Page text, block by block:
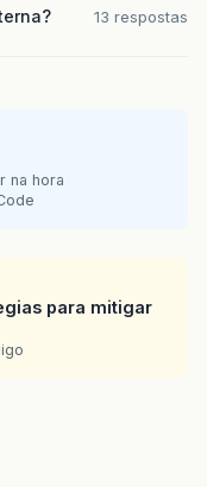
13 respostas
na hora
para mitigar